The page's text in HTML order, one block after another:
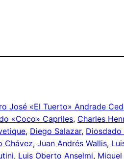
José «El Tuerto» Andrade
«Coco» Capriles, Charles
, Diego Salazar, Diosdado
Chávez, Juan Andrés Wallis,
, Luis Oberto Anselmi,